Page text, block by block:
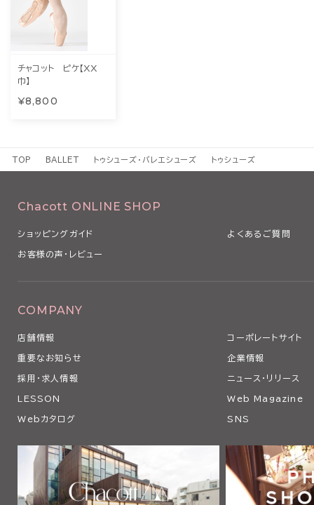
チャコット ピケ【XX
巾】
¥8,800
TOP BALLET トゥシューズ・バレエシューズ トゥシューズ
Chacott ONLINE SHOP
ショッピングガイド よくあるご質問
お客様の声・レビュー
COMPANY
店舗情報 コーポレートサイト
重要なお知らせ 企業情報
採用・求人情報 ニュース・リリース
LESSON Web Magazine
Webカタログ SNS